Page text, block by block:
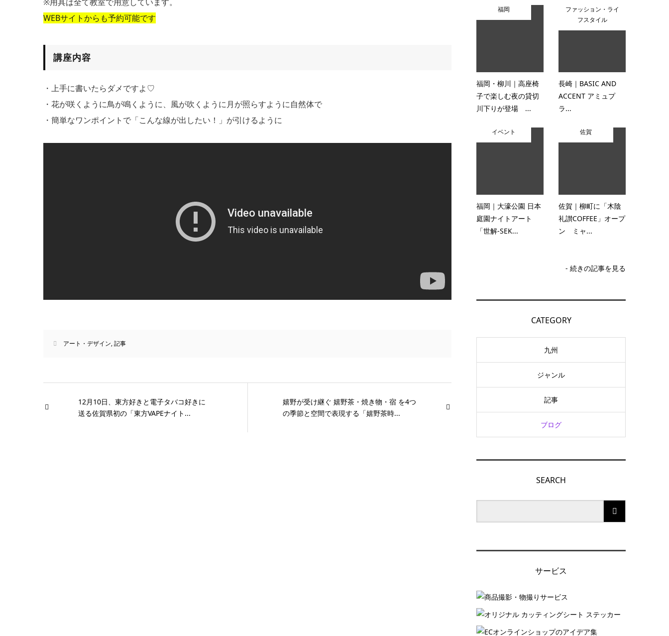
WEBサイトからも予約可能です
講座内容
・上手に書いたらダメですよ♡
・花が咲くように鳥が鳴くように、風が吹くように月が照らすように自然体で
・簡単なワンポイントで「こんな線が出したい！」が引けるように
アート・デザイン,記事
12月10日、東方好きと電子タバコ好きに
送る佐賀県初の「東方VAPEナイト...
嬉野が受け継ぐ 嬉野茶・焼き物・宿 を4つ
の季節と空間で表現する「嬉野茶時...
福岡
福岡・柳川｜高座椅
子で楽しむ夜の貸切
川下りが登場 ...
ファッション・ライ
フスタイル
長崎｜BASIC AND
ACCENT アミュプ
ラ...
イベント
福岡｜大濠公園 日本
庭園ナイトアート
「世解-SEK...
佐賀
佐賀｜柳町に「木陰
礼讃COFFEE」オープ
ン ミャ...
- 続きの記事を見る
CATEGORY
九州
ジャンル
記事
ブログ
SEARCH
サービス